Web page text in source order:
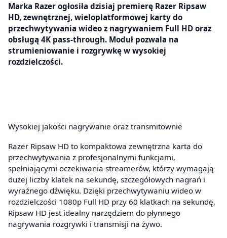
Marka Razer ogłosiła dzisiaj premierę Razer Ripsaw
HD, zewnętrznej, wieloplatformowej karty do
przechwytywania wideo z nagrywaniem Full HD oraz
obsługą 4K pass-through. Moduł pozwala na
strumieniowanie i rozgrywkę w wysokiej
rozdzielczości.
Wysokiej jakości nagrywanie oraz transmitownie
Razer Ripsaw HD to kompaktowa zewnętrzna karta do
przechwytywania z profesjonalnymi funkcjami,
spełniającymi oczekiwania streamerów, którzy wymagają
dużej liczby klatek na sekundę, szczegółowych nagrań i
wyraźnego dźwięku. Dzięki przechwytywaniu wideo w
rozdzielczości 1080p Full HD przy 60 klatkach na sekundę,
Ripsaw HD jest idealny narzędziem do płynnego
nagrywania rozgrywki i transmisji na żywo.